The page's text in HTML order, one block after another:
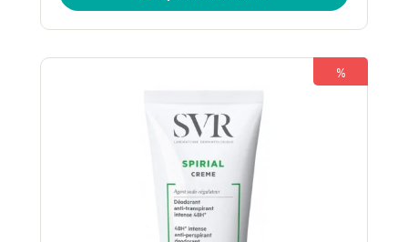
initial
était :
135 Dhs.
actuel
est :
115 Dhs.
%